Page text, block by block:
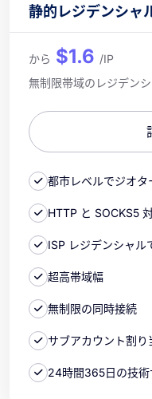
静的レジデンシャ
から $1.6 /IP
無制限帯域のレジデン
都市レベルでジオ
HTTP と SOCKS5
ISP レジデンシャ
超高帯域幅
無制限の同時接続
サブアカウント割り
24時間365日の技術